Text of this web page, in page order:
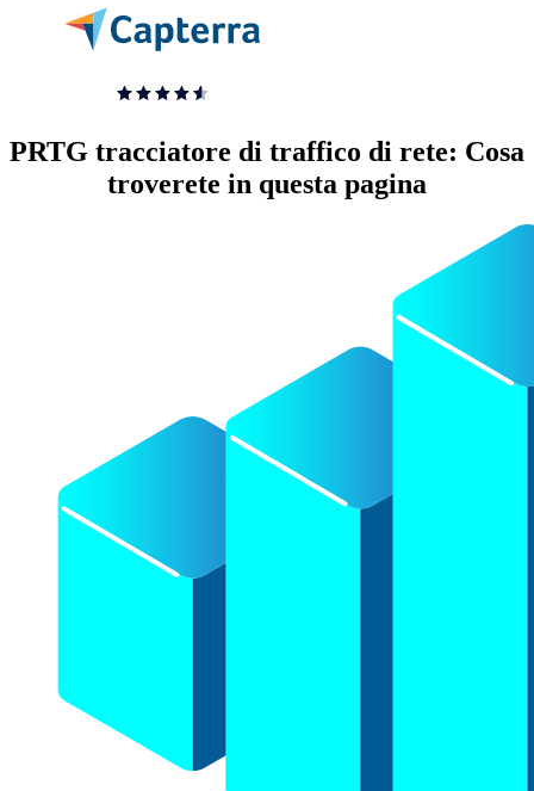
PRTG tracciatore di traffico di rete: Cosa
troverete in questa pagina